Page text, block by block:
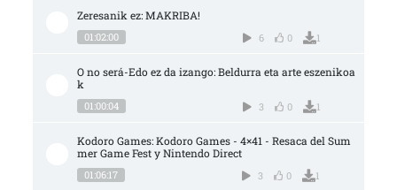
Zeresanik ez: MAKRIBA!
01:02:00 6 0 1
O no será-Edo ez da izango: Beldurra eta arte eszenikoa
k
01:00:04 3 0 1
Kodoro Games: Kodoro Games - 4×41 - Resaca del Sum
mer Game Fest y Nintendo Direct
01:06:17 3 0 1